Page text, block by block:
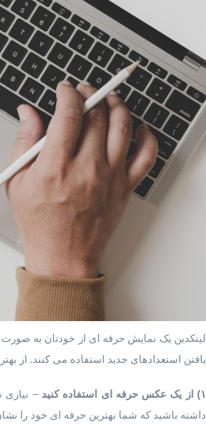
یافتن استعدادهای جدید استفاده می کنند. از
۱) از یک عکس حرفه ای استفاده کنید –
داشته باشید که شما بهترین حرفه ای خود را